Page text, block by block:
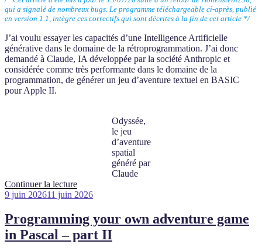
avec
FreeBASIC »
qui a signalé de nombreux bugs. Le programme téléchargeable ci-après, publié
en version 1.1 intègre ces correctifs qui sont décrites à la fin de cet article */
J’ai voulu essayer les capacités d’une Intelligence Artificielle
générative dans le domaine de la rétroprogrammation. J’ai donc
demandé à Claude, IA développée par la société Anthropic et
considérée comme très performante dans le domaine de la
programmation, de générer un jeu d’aventure textuel en BASIC
pour Apple II.
Odyssée,
le jeu
d’aventure
spatial
généré par
Claude
Continuer la lecturede
« Un
d’aventure
en
Applesoft
Publié
9 juin 202611 juin 2026
Programming your own adventure game
in Pascal – part II